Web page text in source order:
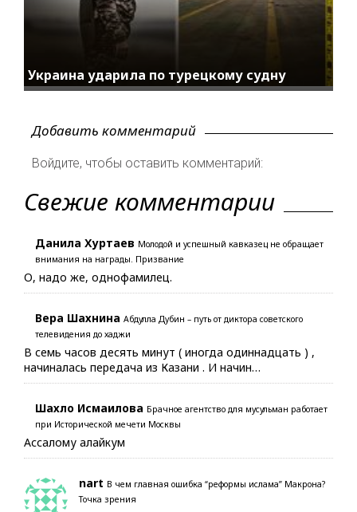
Украина ударила по турецкому судну
Добавить комментарий
Войдите, чтобы оставить комментарий:
Свежие комментарии
Данила Хуртаев Молодой и успешный кавказец не обращает
внимания на награды. Призвание
О, надо же, однофамилец.
Вера Шахнина Абдулла Дубин – путь от диктора советского
телевидения до хаджи
В семь часов десять минут ( иногда одиннадцать ) ,
начиналась передача из Казани . И начин…
Шахло Исмаилова Брачное агентство для мусульман работает
при Исторической мечети Москвы
Ассалому алайкум
nart В чем главная ошибка “реформы ислама” Макрона?
Точка зрения